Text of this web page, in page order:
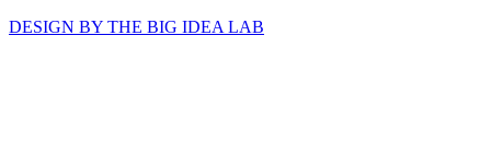
DESIGN BY THE BIG IDEA LAB